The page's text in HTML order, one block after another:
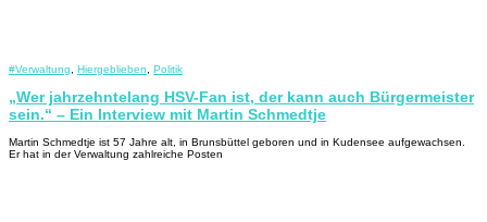
#Verwaltung Hiergeblieben Politik
„Wer jahrzehntelang HSV-Fan ist, der kann auch Bürgermeister
sein.“ – Ein Interview mit Martin Schmedtje
Martin Schmedtje ist 57 Jahre alt, in Brunsbüttel geboren und in Kudensee aufgewachsen.
Er hat in der Verwaltung zahlreiche Posten